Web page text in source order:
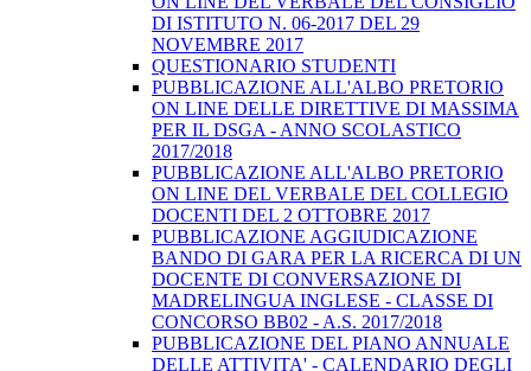
DI ISTITUTO N. 06-2017 DEL 29
NOVEMBRE 2017
QUESTIONARIO STUDENTI
PUBBLICAZIONE ALL'ALBO PRETORIO
ON LINE DELLE DIRETTIVE DI MASSIMA
PER IL DSGA - ANNO SCOLASTICO
2017/2018
PUBBLICAZIONE ALL'ALBO PRETORIO
ON LINE DEL VERBALE DEL COLLEGIO
DOCENTI DEL 2 OTTOBRE 2017
PUBBLICAZIONE AGGIUDICAZIONE
BANDO DI GARA PER LA RICERCA DI UN
DOCENTE DI CONVERSAZIONE DI
MADRELINGUA INGLESE - CLASSE DI
CONCORSO BB02 - A.S. 2017/2018
PUBBLICAZIONE DEL PIANO ANNUALE
DELLE ATTIVITA' - CALENDARIO DEGLI